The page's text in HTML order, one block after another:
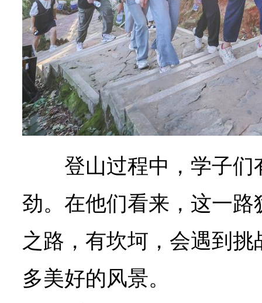
登山过程中，学子
劲。在他们看来，这一
之路，有坎坷，会遇到
多美好的风景。